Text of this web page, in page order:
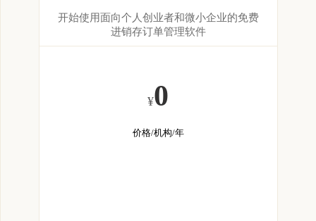
开始使用面向个人创业者和微小企业的免费
进销存订单管理软件
¥0
价格/机构/年